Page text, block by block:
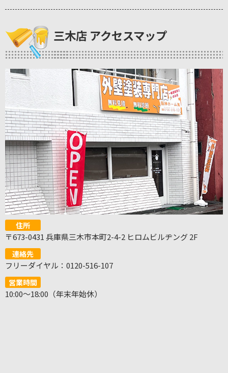
三木店 アクセスマップ
住所
〒673-0431 兵庫県三木市本町2-4-2 ヒロムビルヂング 2F
連絡先
フリーダイヤル：0120-516-107
営業時間
10:00～18:00（年末年始休）